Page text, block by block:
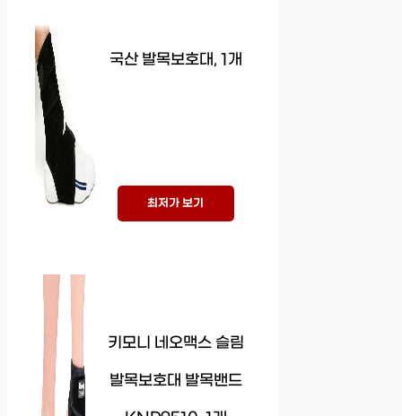
국산 발목보호대, 1개
최저가 보기
키모니 네오맥스 슬림
발목보호대 발목밴드